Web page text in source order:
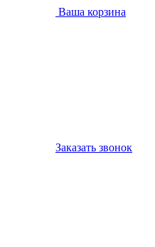
Ваша корзина
Заказать звонок